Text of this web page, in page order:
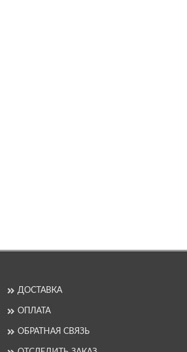
ДОСТАВКА
ОПЛАТА
ОБРАТНАЯ СВЯЗЬ